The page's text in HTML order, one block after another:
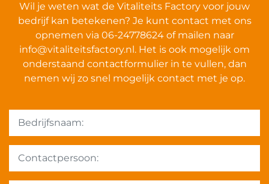
Wil je weten wat de Vitaliteits Factory voor jouw
bedrijf kan betekenen? Je kunt contact met ons
opnemen via 06-24778624 of mailen naar
info@vitaliteitsfactory.nl . Het is ook mogelijk om
onderstaand contactformulier in te vullen, dan
nemen wij zo snel mogelijk contact met je op.